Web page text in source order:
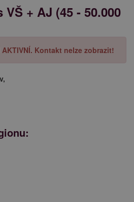
+ AJ (45 - 50.000
Kontakt nelze zobrazit!